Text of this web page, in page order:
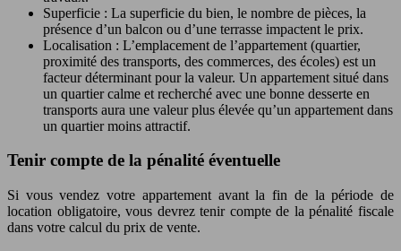
Superficie : La superficie du bien, le nombre de pièces, la
présence d’un balcon ou d’une terrasse impactent le prix.
Localisation : L’emplacement de l’appartement (quartier,
proximité des transports, des commerces, des écoles) est un
facteur déterminant pour la valeur. Un appartement situé dans
un quartier calme et recherché avec une bonne desserte en
transports aura une valeur plus élevée qu’un appartement dans
un quartier moins attractif.
Tenir compte de la pénalité éventuelle
Si vous vendez votre appartement avant la fin de la période de
location obligatoire, vous devrez tenir compte de la pénalité fiscale
dans votre calcul du prix de vente.